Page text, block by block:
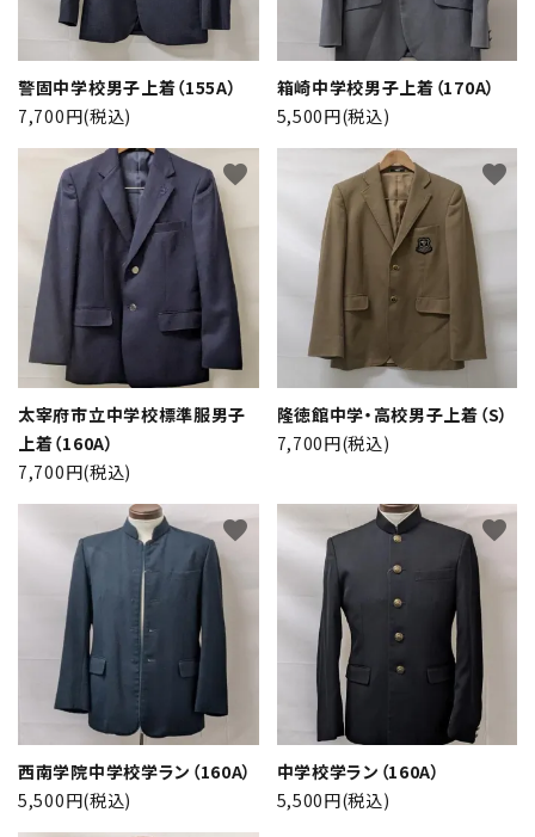
警固中学校男子上着（155A）
7,700円(税込)
箱崎中学校男子上着（170A）
5,500円(税込)
太宰府市立中学校標準服男子
上着（160A）
7,700円(税込)
favorite
隆徳館中学・高校男子上着（S）
7,700円(税込)
favorite
西南学院中学校学ラン（160A）
5,500円(税込)
favorite
中学校学ラン（160A）
5,500円(税込)
favorite
キーワード
カテゴリー
検索する
close